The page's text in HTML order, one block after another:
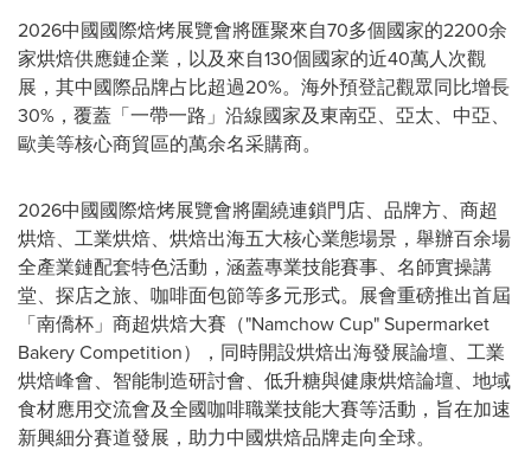
2026中國國際焙烤展覽會將匯聚來自70多個國家的2200余
家烘焙供應鏈企業，以及來自130個國家的近40萬人次觀
展，其中國際品牌占比超過20%。海外預登記觀眾同比增長
30%，覆蓋「一帶一路」沿線國家及東南亞、亞太、中亞、
歐美等核心商貿區的萬余名采購商。
2026中國國際焙烤展覽會將圍繞連鎖門店、品牌方、商超
烘焙、工業烘焙、烘焙出海五大核心業態場景，舉辦百余場
全產業鏈配套特色活動，涵蓋專業技能賽事、名師實操講
堂、探店之旅、咖啡面包節等多元形式。展會重磅推出首屆
「南僑杯」商超烘焙大賽（"Namchow Cup" Supermarket
Bakery Competition），同時開設烘焙出海發展論壇、工業
烘焙峰會、智能制造研討會、低升糖與健康烘焙論壇、地域
食材應用交流會及全國咖啡職業技能大賽等活動，旨在加速
新興細分賽道發展，助力中國烘焙品牌走向全球。